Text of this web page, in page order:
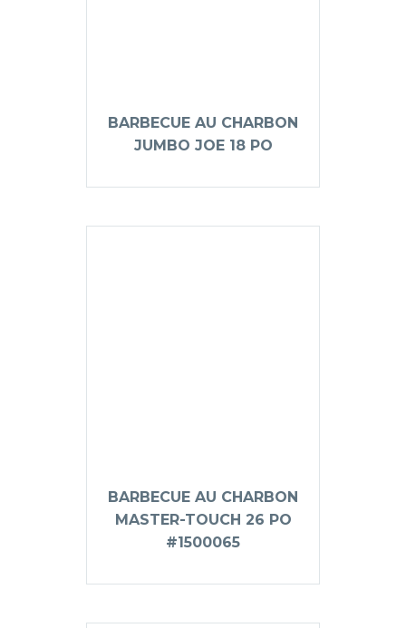
BARBECUE AU CHARBON
JUMBO JOE 18 PO
BARBECUE AU CHARBON
MASTER-TOUCH 26 PO
#1500065